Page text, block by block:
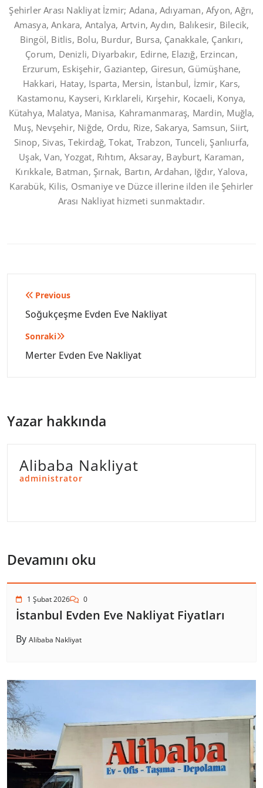
Şehirler Arası Nakliyat İzmir; Adana, Adıyaman, Afyon, Ağrı,
Amasya, Ankara, Antalya, Artvin, Aydın, Balıkesir, Bilecik,
Bingöl, Bitlis, Bolu, Burdur, Bursa, Çanakkale, Çankırı,
Çorum, Denizli, Diyarbakır, Edirne, Elazığ, Erzincan,
Erzurum, Eskişehir, Gaziantep, Giresun, Gümüşhane,
Hakkari, Hatay, Isparta, Mersin, İstanbul, İzmir, Kars,
Kastamonu, Kayseri, Kırklareli, Kırşehir, Kocaeli, Konya,
Kütahya, Malatya, Manisa, Kahramanmaraş, Mardin, Muğla,
Muş, Nevşehir, Niğde, Ordu, Rize, Sakarya, Samsun, Siirt,
Sinop, Sivas, Tekirdağ, Tokat, Trabzon, Tunceli, Şanlıurfa,
Uşak, Van, Yozgat, Rıhtım, Aksaray, Bayburt, Karaman,
Kırıkkale, Batman, Şırnak, Bartın, Ardahan, Iğdır, Yalova,
Karabük, Kilis, Osmaniye ve Düzce illerine ilden ile Şehirler
Arası Nakliyat hizmeti sunmaktadır.
Yazı
gezinmesi
Previous
Soğukçeşme Evden Eve Nakliyat
Sonraki
Merter Evden Eve Nakliyat
Yazar hakkında
Alibaba Nakliyat
administrator
Devamını oku
1 Şubat 2026 0
İstanbul Evden Eve Nakliyat Fiyatları
By Alibaba Nakliyat